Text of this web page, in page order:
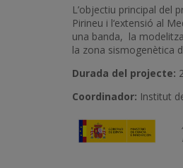
L’objectiu principal del
Pirineu i l‘extensió al
una banda, la
la zona sismogenètica
Durada del projecte:
Coordinador: Institut